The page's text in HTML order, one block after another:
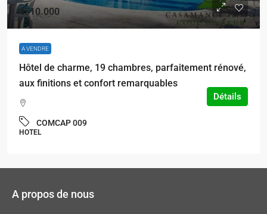
€510.000
A VENDRE
Hôtel de charme, 19 chambres, parfaitement rénové,
aux finitions et confort remarquables
COMCAP 009
HOTEL
Détails
A propos de nous